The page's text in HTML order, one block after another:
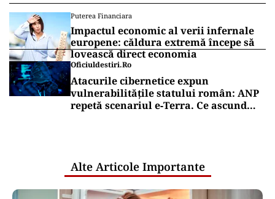
Puterea Financiara
Impactul economic al verii infernale
europene: căldura extremă începe să
lovească direct economia
Oficiuldestiri.ro
Atacurile cibernetice expun
vulnerabilitățile statului român: ANP
repetă scenariul e‑Terra. Ce ascund
Alte Articole Importante